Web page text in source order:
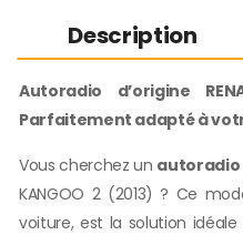
Description
Autoradio d’origine
Parfaitement adapté à
Vous cherchez un autoradio
KANGOO 2 (2013) ? Ce
voiture, est la solution